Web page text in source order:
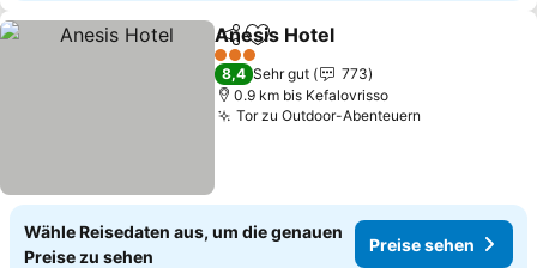
TeilenZu Favoriten hinzufügen
Anesis Hotel
3 Sterne
8,4 Sehr gut
773
0.9 km bis Kefalovrisso
Tor zu Outdoor-Abenteuern
Wähle Reisedaten aus, um die genauen
Preise zu sehen
Preise sehen